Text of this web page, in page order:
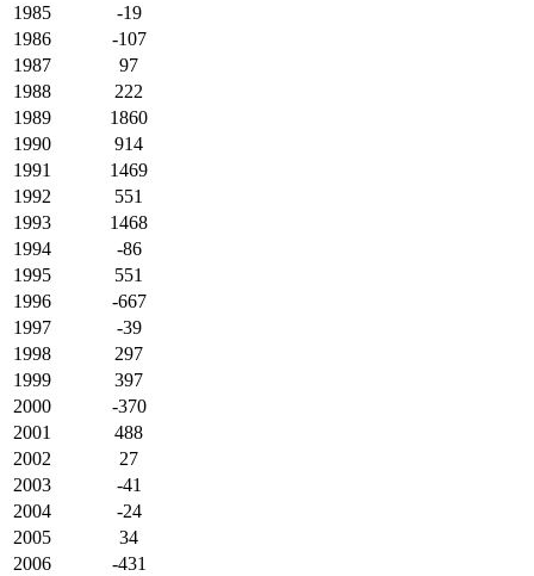
1985
-19
1986
-107
1987
97
1988
222
1989
1860
1990
914
1991
1469
1992
551
1993
1468
1994
-86
1995
551
1996
-667
1997
-39
1998
297
1999
397
2000
-370
2001
488
2002
27
2003
-41
2004
-24
2005
34
2006
-431